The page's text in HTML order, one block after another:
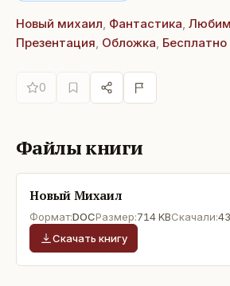
Новый михаил, Фантастика,
Презентация, Обложка, Бесплатно
0
Файлы книги
Новый Михаил
Формат:DOCРазмер:714 KBСкачали:
Скачать книгу